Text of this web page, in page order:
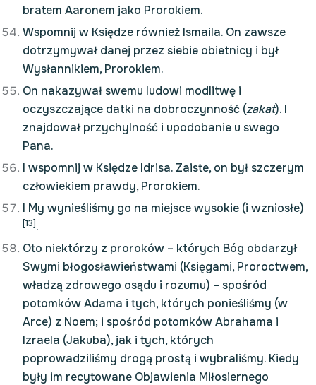
bratem Aaronem jako Prorokiem.
Wspomnij w Księdze również Ismaila. On zawsze
dotrzymywał danej przez siebie obietnicy i był
Wysłannikiem, Prorokiem.
On nakazywał swemu ludowi modlitwę i
oczyszczające datki na dobroczynność (zakat). I
znajdował przychylność i upodobanie u swego
Pana.
I wspomnij w Księdze Idrisa. Zaiste, on był szczerym
człowiekiem prawdy, Prorokiem.
I My wynieśliśmy go na miejsce wysokie (i wzniosłe)
[13].
Oto niektórzy z proroków – których Bóg obdarzył
Swymi błogosławieństwami (Księgami, Proroctwem,
władzą zdrowego osądu i rozumu) – spośród
potomków Adama i tych, których ponieśliśmy (w
Arce) z Noem; i spośród potomków Abrahama i
Izraela (Jakuba), jak i tych, których
poprowadziliśmy drogą prostą i wybraliśmy. Kiedy
były im recytowane Objawienia Miłosiernego